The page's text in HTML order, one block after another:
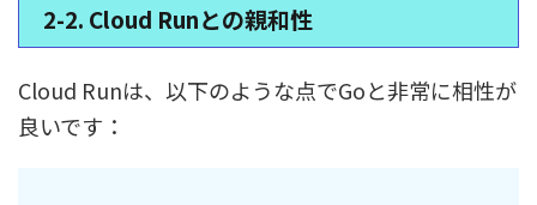
2-2. Cloud Runとの親和性
Cloud Runは、以下のような点でGoと非常に相性が
良いです：